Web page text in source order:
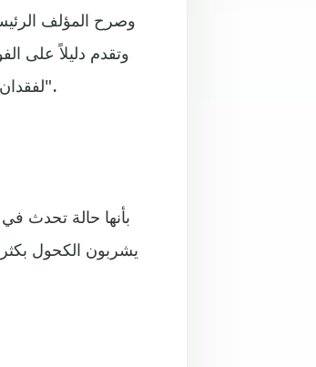
وصرح المؤلف
لفقدان الوزن وتحسين فحص مخاطر الإصابة بمرض السكري لدى هؤلاء الأشخاص".
يشربون الكحول